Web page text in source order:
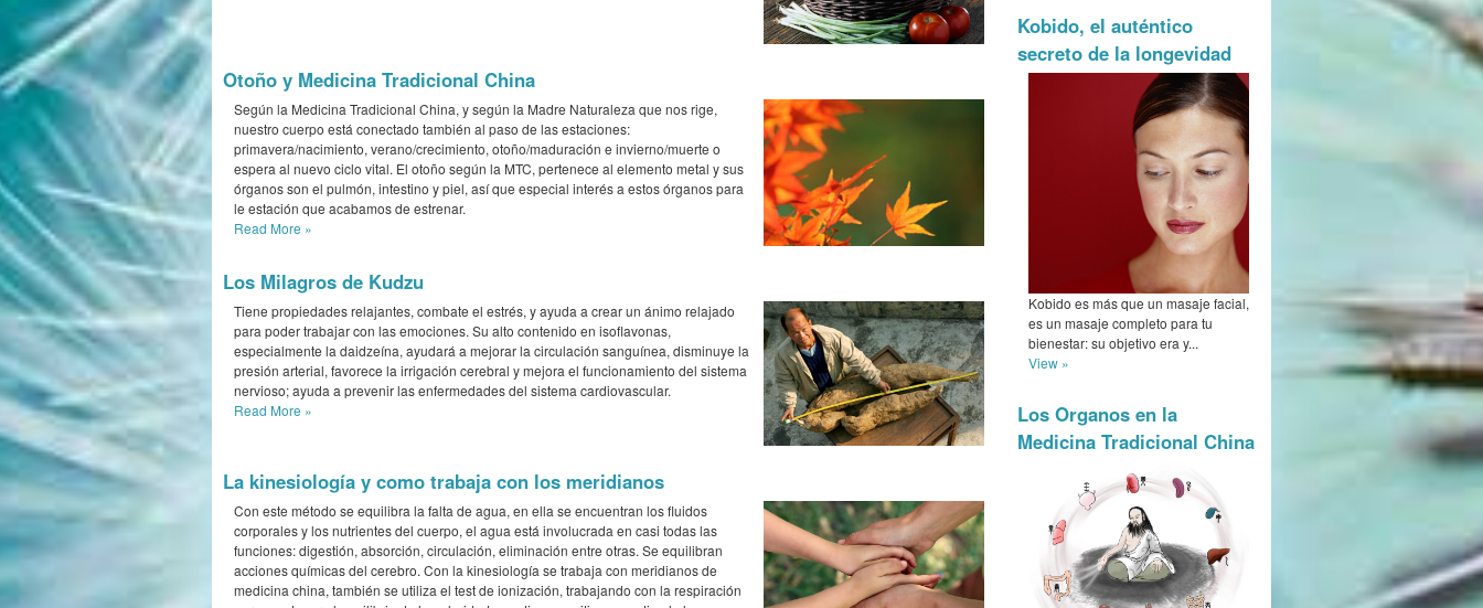
Otoño y Medicina Tradicional China
Según la Medicina Tradicional China, y según la Madre Naturaleza que nos rige,
nuestro cuerpo está conectado también al paso de las estaciones:
primavera/nacimiento, verano/crecimiento, otoño/maduración e invierno/muerte o
espera al nuevo ciclo vital. El otoño según la MTC, pertenece al elemento metal y sus
órganos son el pulmón, intestino y piel, así que especial interés a estos órganos para
le estación que acabamos de estrenar.
Read More »
Los Milagros de Kudzu
Tiene propiedades relajantes, combate el estrés, y ayuda a crear un ánimo relajado
para poder trabajar con las emociones. Su alto contenido en isoflavonas,
especialmente la daidzeína, ayudará a mejorar la circulación sanguínea, disminuye la
presión arterial, favorece la irrigación cerebral y mejora el funcionamiento del sistema
nervioso; ayuda a prevenir las enfermedades del sistema cardiovascular.
Read More »
La kinesiología y como trabaja con los meridianos
Con este método se equilibra la falta de agua, en ella se encuentran los fluidos
corporales y los nutrientes del cuerpo, el agua está involucrada en casi todas las
funciones: digestión, absorción, circulación, eliminación entre otras. Se equilibran
acciones químicas del cerebro. Con la kinesiología se trabaja con meridianos de
medicina china, también se utiliza el test de ionización, trabajando con la respiración
Kobido, el auténtico
secreto de la longevidad
Kobido es más que un masaje facial,
es un masaje completo para tu
bienestar: su objetivo era y...
View »
Los Organos en la
Medicina Tradicional China